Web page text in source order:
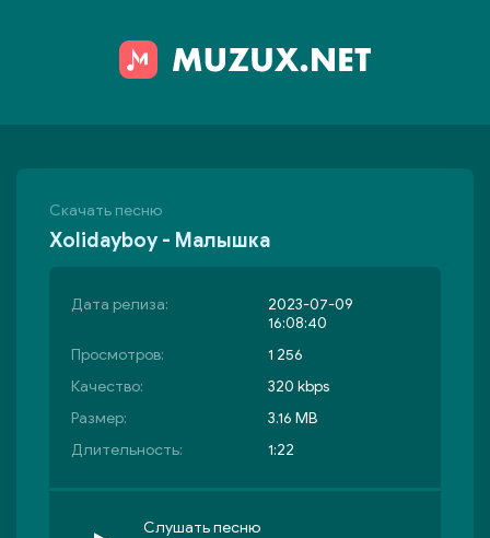
Скачать песню
Xolidayboy - Малышка
Дата релиза:
2023-07-09
16:08:40
Просмотров:
1 256
Качество:
320 kbps
Размер:
3.16 MB
Длительность:
1:22
Слушать песню